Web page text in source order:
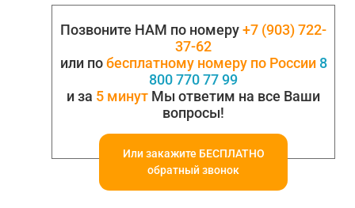
Позвоните НАМ по номеру+7 (903) 722-
37-62
или побесплатному номеру по России 8
800 770 77 99
и за 5 минут Мы ответим на все Ваши
вопросы!
Или закажите БЕСПЛАТНО
обратный звонок